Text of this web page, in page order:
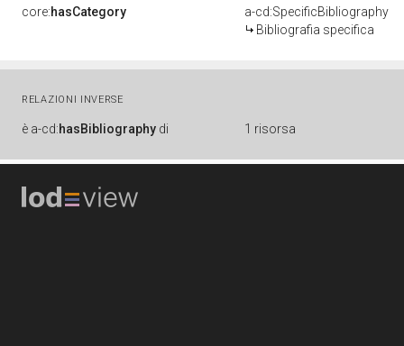
core:hasCategory
a-cd:SpecificBibliography
Bibliografia specifica
RELAZIONI INVERSE
è a-cd:hasBibliography di 1 risorsa